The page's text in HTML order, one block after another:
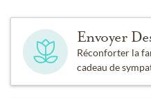
Envoyer
Réconforter la
cadeau de